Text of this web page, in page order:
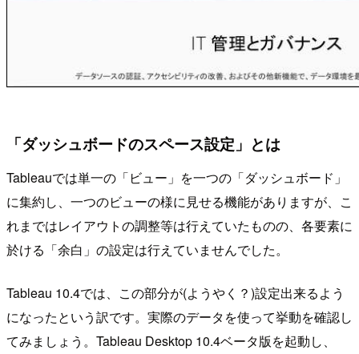
「ダッシュボードのスペース設定」とは
Tableauでは単一の「ビュー」を一つの「ダッシュボード」
に集約し、一つのビューの様に見せる機能がありますが、こ
れまではレイアウトの調整等は行えていたものの、各要素に
於ける「余白」の設定は行えていませんでした。
Tableau 10.4では、この部分が(ようやく？)設定出来るよう
になったという訳です。実際のデータを使って挙動を確認し
てみましょう。Tableau Desktop 10.4ベータ版を起動し、